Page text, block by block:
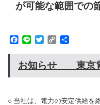
が可能な範囲での
e
k
e
t
y
k
お知らせ 東京
○ 当社は、電力の安定供給を